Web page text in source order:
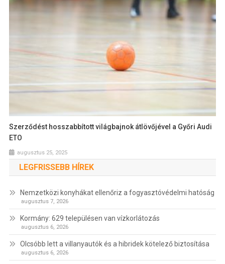
Szerződést hosszabbított világbajnok átlövőjével a Győri Audi
ETO
augusztus 25, 2025
LEGFRISSEBB HÍREK
Nemzetközi konyhákat ellenőriz a fogyasztóvédelmi hatóság
augusztus 7, 2026
Kormány: 629 településen van vízkorlátozás
augusztus 6, 2026
Olcsóbb lett a villanyautók és a hibridek kötelező biztosítása
augusztus 6, 2026